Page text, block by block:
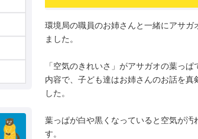
環境局の職員のお姉さんと一緒にアサガ
ました。
「空気のきれいさ」がアサガオの葉っぱ
内容で、子ども達はお姉さんのお話を真
した。
葉っぱが白や黒くなっていると空気が汚
す。